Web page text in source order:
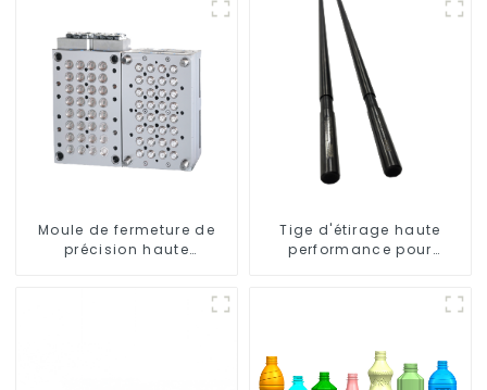
Moule de fermeture de
précision haute
Tige d'étirage haute
performance pour